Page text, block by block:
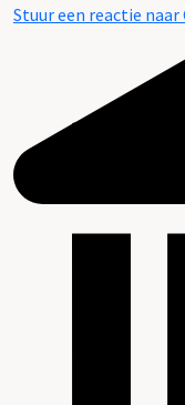
Stuur een reactie